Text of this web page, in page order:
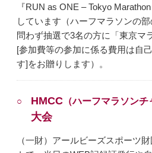
『RUN as ONE – Tokyo
しています（ハーフマラソンの
問わず抽選で3名の方に「東京マ
[参加費等の参加に係る費用は自
す]をお贈りします）。
HMCC （ハーフマラソンチ
大会
（一財）アールビーズスポーツ